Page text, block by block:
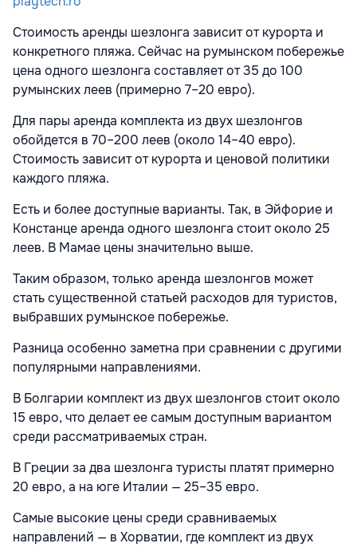
Стоимость аренды шезлонга зависит от курорта и
конкретного пляжа. Сейчас на румынском побережье
цена одного шезлонга составляет от 35 до 100
румынских леев (примерно 7–20 евро).
Для пары аренда комплекта из двух шезлонгов
обойдется в 70–200 леев (около 14–40 евро).
Стоимость зависит от курорта и ценовой политики
каждого пляжа.
Есть и более доступные варианты. Так, в Эйфорие и
Констанце аренда одного шезлонга стоит около 25
леев. В Мамае цены значительно выше.
Таким образом, только аренда шезлонгов может
стать существенной статьей расходов для туристов,
выбравших румынское побережье.
Разница особенно заметна при сравнении с другими
популярными направлениями.
В Болгарии комплект из двух шезлонгов стоит около
15 евро, что делает ее самым доступным вариантом
среди рассматриваемых стран.
В Греции за два шезлонга туристы платят примерно
20 евро, а на юге Италии — 25–35 евро.
Самые высокие цены среди сравниваемых
направлений — в Хорватии, где комплект из двух